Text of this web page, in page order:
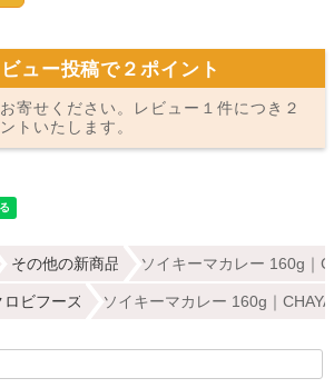
ュー投稿で２ポイント
寄せください。レビュー１件につき２
トいたします。
その他の新商品 ソイキーマカレー 160g｜
ロビフーズ ソイキーマカレー 160g｜